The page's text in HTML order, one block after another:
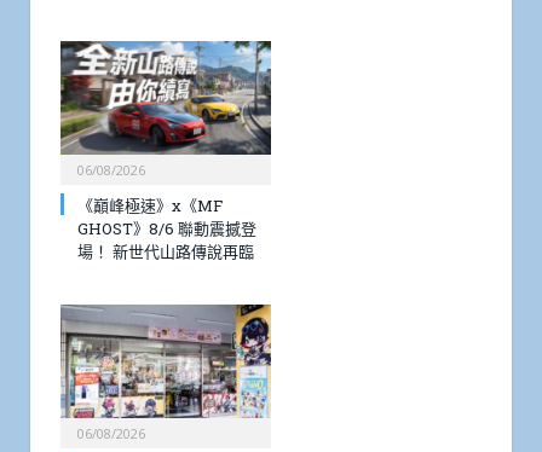
06/08/2026
《巔峰極速》x《MF
GHOST》8/6 聯動震撼登
場！ 新世代山路傳說再臨
06/08/2026